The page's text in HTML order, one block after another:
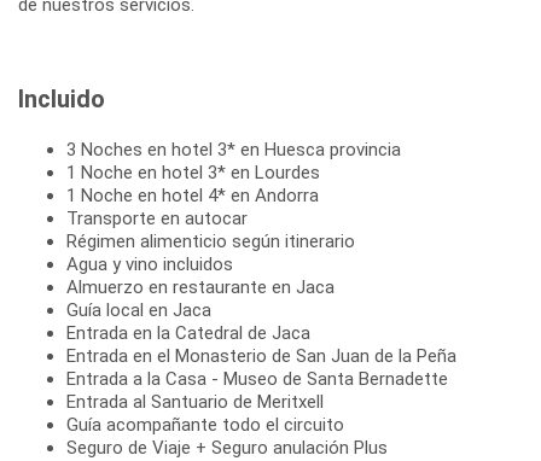
Incluido
3 Noches en hotel 3* en Huesca provincia
1 Noche en hotel 3* en Lourdes
1 Noche en hotel 4* en Andorra
Transporte en autocar
Régimen alimenticio según itinerario
Agua y vino incluidos
Almuerzo en restaurante en Jaca
Guía local en Jaca
Entrada en la Catedral de Jaca
Entrada en el Monasterio de San Juan de la Peña
Entrada a la Casa - Museo de Santa Bernadette
Entrada al Santuario de Meritxell
Guía acompañante todo el circuito
Seguro de Viaje + Seguro anulación Plus